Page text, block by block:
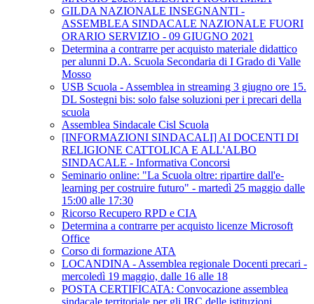
GILDA NAZIONALE INSEGNANTI -
ASSEMBLEA SINDACALE NAZIONALE FUORI
ORARIO SERVIZIO - 09 GIUGNO 2021
Determina a contrarre per acquisto materiale didattico
per alunni D.A. Scuola Secondaria di I Grado di Valle
Mosso
USB Scuola - Assemblea in streaming 3 giugno ore 15.
DL Sostegni bis: solo false soluzioni per i precari della
scuola
Assemblea Sindacale Cisl Scuola
[INFORMAZIONI SINDACALI] AI DOCENTI DI
RELIGIONE CATTOLICA E ALL'ALBO
SINDACALE - Informativa Concorsi
Seminario online: "La Scuola oltre: ripartire dall'e-
learning per costruire futuro" - martedì 25 maggio dalle
15:00 alle 17:30
Ricorso Recupero RPD e CIA
Determina a contrarre per acquisto licenze Microsoft
Office
Corso di formazione ATA
LOCANDINA - Assemblea regionale Docenti precari -
mercoledì 19 maggio, dalle 16 alle 18
POSTA CERTIFICATA: Convocazione assemblea